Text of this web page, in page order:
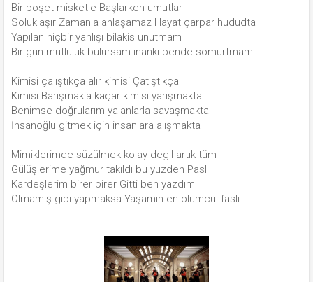
Bir poşet misketle Başlarken umutlar
Soluklaşır Zamanla anlaşamaz Hayat çarpar hududta
Yapılan hiçbir yanlışı bilakis unutmam
Bir gün mutluluk bulursam ınankı bende somurtmam
Kimisi çalıştıkça alır kimisi Çatıştıkça
Kimisi Barışmakla kaçar kimisi yarışmakta
Benimse doğrularım yalanlarla savaşmakta
İnsanoğlu gitmek için insanlara alışmakta
Mimiklerimde süzülmek kolay degıl artık tüm
Gülüşlerime yağmur takıldı bu yuzden Paslı
Kardeşlerim birer birer Gitti ben yazdım
Olmamış gibi yapmaksa Yaşamın en ölümcül faslı